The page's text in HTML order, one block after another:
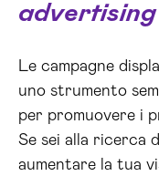
Le campagne
uno strumento
per promuovere i
Se sei alla ricerca
aumentare la tua